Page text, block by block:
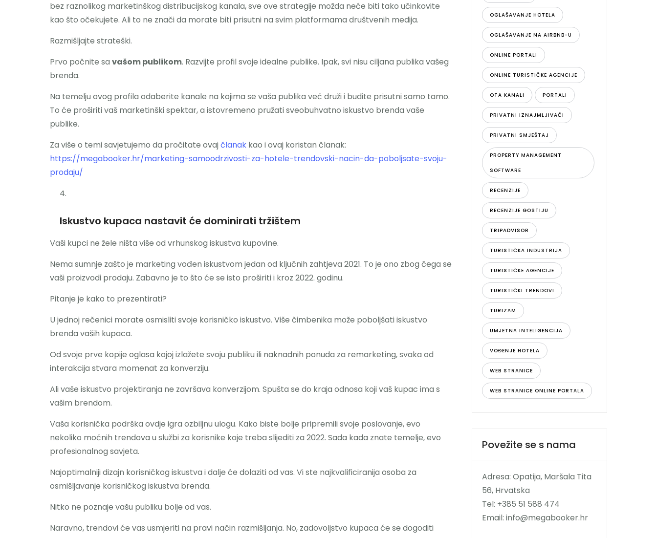
bez raznolikog marketinškog distribucijskog kanala, sve ove strategije možda neće biti tako učinkovite
kao što očekujete. Ali to ne znači da morate biti prisutni na svim platformama društvenih medija.
Razmišljajte strateški.
Prvo počnite sa vašom publikom. Razvijte profil svoje idealne publike. Ipak, svi nisu ciljana publika vašeg
brenda.
Na temelju ovog profila odaberite kanale na kojima se vaša publika već druži i budite prisutni samo tamo.
To će proširiti vaš marketinški spektar, a istovremeno pružati sveobuhvatno iskustvo brenda vaše
publike.
Za više o temi savjetujemo da pročitate ovajčlanak kao i ovaj koristan članak:
https://megabooker.hr/marketing-samoodrzivosti-za-hotele-trendovski-nacin-da-poboljsate-svoju-
prodaju/
Iskustvo kupaca nastavit će dominirati tržištem
Vaši kupci ne žele ništa više od vrhunskog iskustva kupovine.
Nema sumnje zašto je marketing vođen iskustvom jedan od ključnih zahtjeva 2021. To je ono zbog čega se
vaši proizvodi prodaju. Zabavno je to što će se isto proširiti i kroz 2022. godinu.
Pitanje je kako to prezentirati?
U jednoj rečenici morate osmisliti svoje korisničko iskustvo. Više čimbenika može poboljšati iskustvo
brenda vaših kupaca.
Od svoje prve kopije oglasa kojoj izlažete svoju publiku ili naknadnih ponuda za remarketing, svaka od
interakcija stvara momenat za konverziju.
Ali vaše iskustvo projektiranja ne završava konverzijom. Spušta se do kraja odnosa koji vaš kupac ima s
vašim brendom.
Vaša korisnička podrška ovdje igra ozbiljnu ulogu. Kako biste bolje pripremili svoje poslovanje, evo
nekoliko moćnih trendova u službi za korisnike koje treba slijediti za 2022. Sada kada znate temelje, evo
profesionalnog savjeta.
Najoptimalniji dizajn korisničkog iskustva i dalje će dolaziti od vas. Vi ste najkvalificiranija osoba za
osmišljavanje korisničkog iskustva brenda.
Nitko ne poznaje vašu publiku bolje od vas.
Naravno, trendovi će vas usmjeriti na pravi način razmišljanja. No, zadovoljstvo kupaca će se dogoditi
OGLAŠAVANJE HOTELA
OGLAŠAVANJE NA AIRBNB-U
ONLINE PORTALI
ONLINE TURISTIČKE AGENCIJE
OTA KANALI PORTALI
PRIVATNI IZNAJMLJIVAČI
PRIVATNI SMJEŠTAJ
PROPERTY MANAGEMENT
SOFTWARE
RECENZIJE
RECENZIJE GOSTIJU
TRIPADVISOR
TURISTIČKA INDUSTRIJA
TURISTIČKE AGENCIJE
TURISTIČKI TRENDOVI
TURIZAM
UMJETNA INTELIGENCIJA
VOĐENJE HOTELA
WEB STRANICE
WEB STRANICE ONLINE PORTALA
Povežite se s nama
Adresa: Opatija, Maršala Tita
56, Hrvatska
Tel: +385 51 588 474
Email: info@megabooker.hr